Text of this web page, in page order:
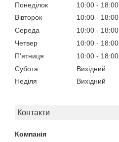
Понеділок 10:00
18:00
Вівторок
10:00
18:00
Середа
10:00
18:00
Четвер
10:00
18:00
Пʼятниця
10:00
18:00
Субота
Вихідний
Неділя
Вихідний
Контакти